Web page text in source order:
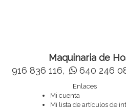
Maquinaria de
916 836 116,
640 246
Enlaces
Mi cuenta
Mi lista de artículos de